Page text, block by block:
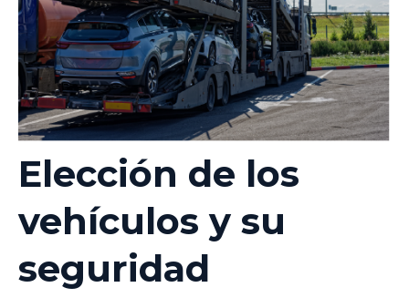
Elección de los
vehículos y su
seguridad